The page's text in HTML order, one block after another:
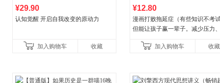
¥29.90
认知觉醒 开启自我改变的原动力
加入购物车 收藏
¥12.80
漫画打败拖延症（有些知识不考
但能让孩子赢一辈子。减少压力
合“小行动”触发大脑行动开
加入购物车 收藏